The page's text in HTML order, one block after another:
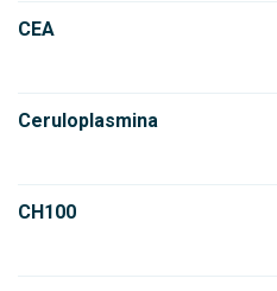
CEA
Ceruloplasmina
CH100